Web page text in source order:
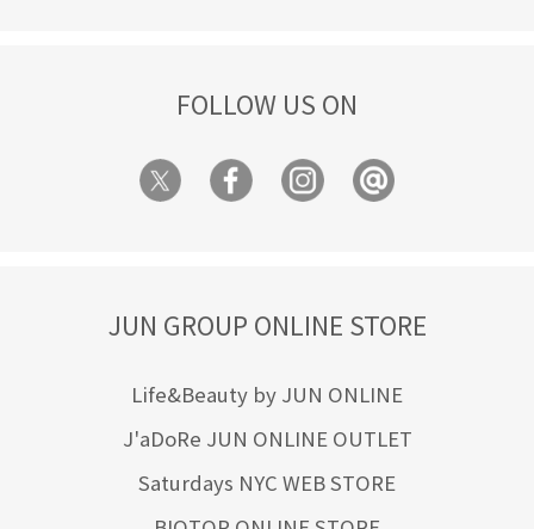
FOLLOW US ON
JUN GROUP ONLINE STORE
Life&Beauty by JUN ONLINE
J'aDoRe JUN ONLINE OUTLET
Saturdays NYC WEB STORE